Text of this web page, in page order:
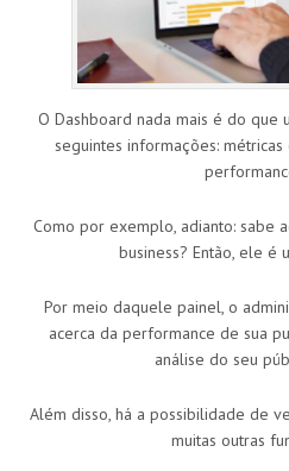
O Dashboard nada mais é do que
seguintes informações:
Como por exemplo, adianto: sabe
business? Então, ele é
Por meio daquele painel, o
acerca da performance de sua
análise do seu
Além disso, há a possibilidade de
muitas outras